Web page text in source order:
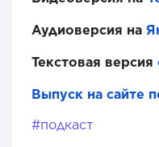
Аудиоверсия на
Текстовая версия
Выпуск на сайте
#подкаст